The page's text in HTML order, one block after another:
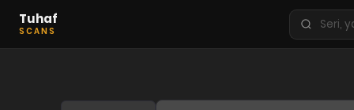
Tuhaf
SCANS
Seri
ara